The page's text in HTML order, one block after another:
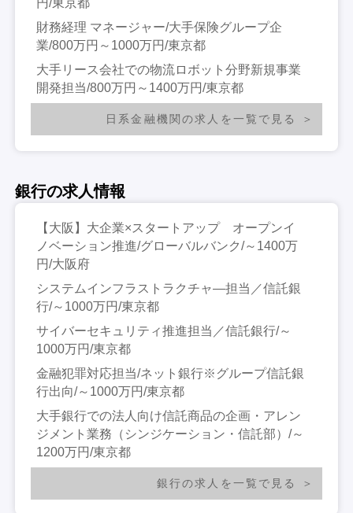
財務経理 マネージャー/大手保険グループ企
業/800万円～1000万円/東京都
大手リース会社での物流ロボット分野新規事業
開発担当/800万円～1400万円/東京都
日系金融機関の求人を一覧で見る
銀行の求人情報
【大阪】大企業×スタートアップ オープンイ
ノベーション推進/グローバルバンク/～1400万
円/大阪府
システムインフラストラクチャ―担当／信託銀
行/～1000万円/東京都
サイバーセキュリティ推進担当／信託銀行/～
1000万円/東京都
金融犯罪対応担当/ネット銀行※グループ信託銀
行出向/～1000万円/東京都
大手銀行での法人向け信託商品の企画・アレン
ジメント業務（シンジケーション・信託部）/～
1200万円/東京都
銀行の求人を一覧で見る